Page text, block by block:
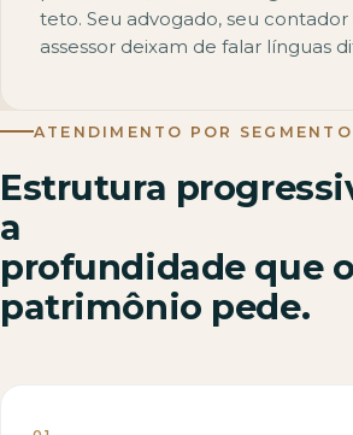
teto. Seu advogado, seu contador
assessor deixam de falar línguas
ATENDIMENTO POR SEGMENTO
Estrutura
a
profundidade que
patrimônio pede.